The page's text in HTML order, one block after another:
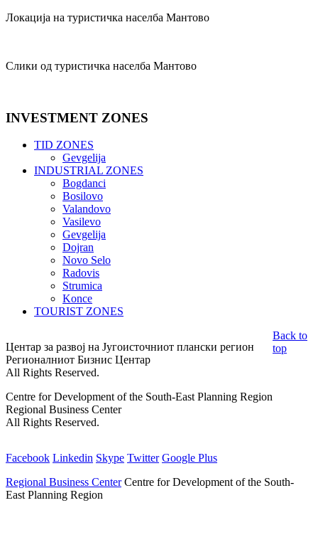
Локација на туристичка населба Мантово
Слики од туристичка населба Мантово
INVESTMENT ZONES
TID ZONES
Gevgelija
INDUSTRIAL ZONES
Bogdanci
Bosilovo
Valandovo
Vasilevo
Gevgelija
Dojran
Novo Selo
Radovis
Strumica
Konce
TOURIST ZONES
Центар за развој на Југоисточниот плански регион
Регионалниот Бизнис Центар
All Rights Reserved.
Centre for Development of the South-East Planning Region
Regional Business Center
All Rights Reserved.
Facebook Linkedin Skype Twitter Google Plus
Regional Business CenterCentre for Development of the South-
East Planning Region
Back to
top